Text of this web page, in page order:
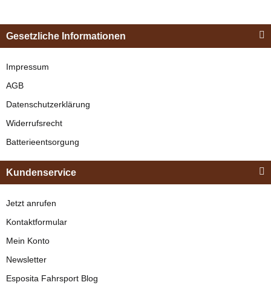
"Shettyglück"
Gesetzliche Informationen
Impressum
AGB
Datenschutzerklärung
Widerrufsrecht
Batterieentsorgung
Kundenservice
Jetzt anrufen
Kontaktformular
Mein Konto
Newsletter
Esposita Fahrsport Blog